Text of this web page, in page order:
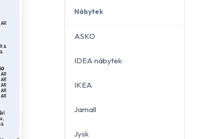
Nábytek
ASKO
IDEA nábytek
IKEA
Jamall
Jysk